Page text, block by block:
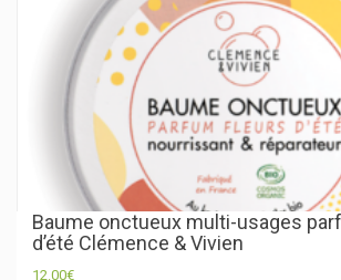
Baume onctueux multi-usages
d’été Clémence & Vivien
12.00€